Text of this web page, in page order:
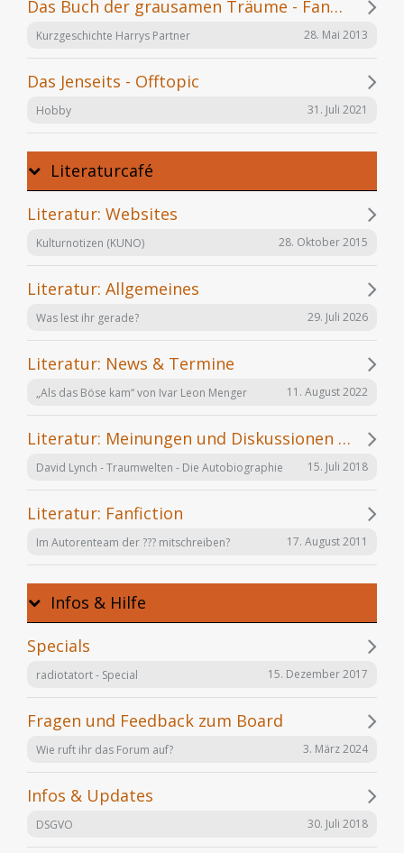
Das Buch der grausamen Träume - Fanfiction
Kurzgeschichte Harrys Partner 28. Mai 2013
Das Jenseits - Offtopic
Hobby 31. Juli 2021
Literaturcafé
Literatur: Websites
Kulturnotizen (KUNO) 28. Oktober 2015
Literatur: Allgemeines
Was lest ihr gerade? 29. Juli 2026
Literatur: News & Termine
„Als das Böse kam“ von Ivar Leon Menger 11. August 2022
Literatur: Meinungen und Diskussionen zu einzelnen Büchern
David Lynch - Traumwelten - Die Autobiographie 15. Juli 2018
Literatur: Fanfiction
Im Autorenteam der ??? mitschreiben? 17. August 2011
Infos & Hilfe
Specials
radiotatort - Special 15. Dezember 2017
Fragen und Feedback zum Board
Wie ruft ihr das Forum auf? 3. März 2024
Infos & Updates
DSGVO 30. Juli 2018